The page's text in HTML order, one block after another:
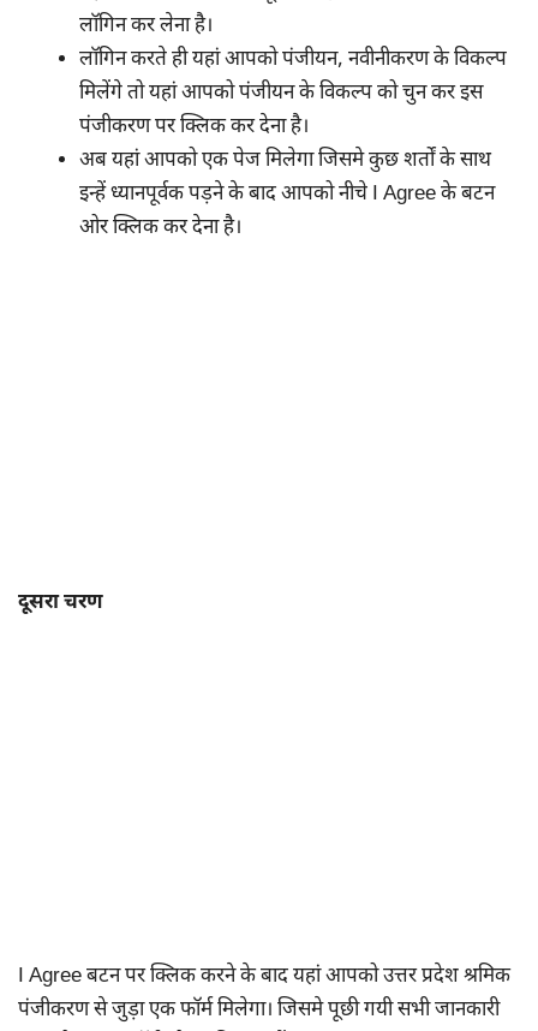
लॉगिन कर लेना है।
लॉगिन करते ही यहां आपको पंजीयन, नवीनीकरण के विकल्प
मिलेंगे तो यहां आपको पंजीयन के विकल्प को चुन कर इस
पंजीकरण पर क्लिक कर देना है।
अब यहां आपको एक पेज मिलेगा जिसमे कुछ शर्तों के साथ
इन्हें ध्यानपूर्वक पड़ने के बाद आपको नीचे I Agree के बटन
ओर क्लिक कर देना है।
दूसरा चरण
I Agree बटन पर क्लिक करने के बाद यहां आपको उत्तर प्रदेश श्रमिक
पंजीकरण से जुड़ा एक फॉर्म मिलेगा। जिसमे पूछी गयी सभी जानकारी